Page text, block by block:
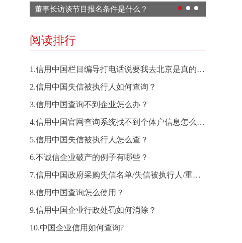
董事长访谈节目报名条件是什么？
阅读排行
1.信用中国栏目编导打电话说要我去北京是真的吗？
2.信用中国失信被执行人如何查询？
3.信用中国查询不到企业怎么办？
4.信用中国官网查询系统找不到个体户信息怎么办？
5.信用中国失信被执行人怎么查？
6.不诚信企业破产的例子有哪些？
7.信用中国政府采购失信名单/失信被执行人/重大税收违法案件当事人在哪查？
8.信用中国查询怎么使用？
9.信用中国企业行政处罚如何消除？
10.中国企业信用如何查询?